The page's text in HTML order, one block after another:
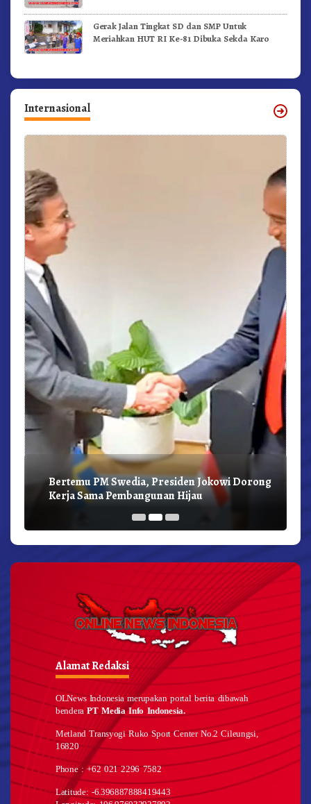
Gerak Jalan Tingkat SD dan SMP Untuk
Meriahkan HUT RI Ke-81 Dibuka Sekda Karo
Internasional
Bertemu PM Swedia, Presiden Jokowi Dorong
Kerja Sama Pembangunan Hijau
Alamat Redaksi
OLNews Indonesia merupakan portal berita dibawah
benderaPT Media Info Indonesia.
Metland Transyogi Ruko Sport Center No.2 Cileungsi,
16820
Phone : +62 021 2296 7582
Latitude: -6.396887888419443